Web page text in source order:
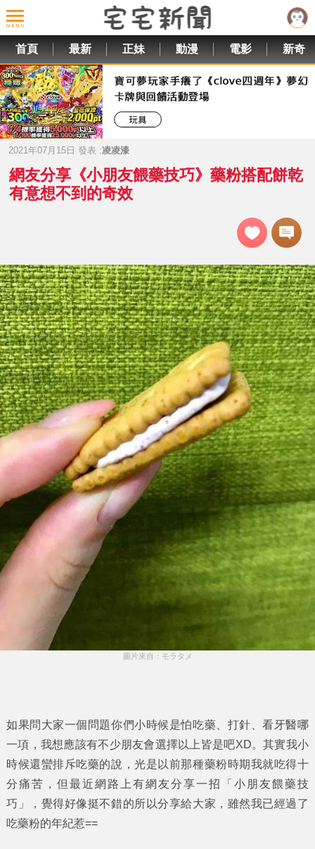
首頁 最新 正妹 動漫 電影 新奇
2021年07月15日 發表 :凌凌漆
網友分享《小朋友餵藥技巧》藥粉搭配餅乾
有意想不到的奇效
圖片來自：モラタメ
如果問大家一個問題你們小時候是怕吃藥、打針、看牙醫哪
一項，我想應該有不少朋友會選擇以上皆是吧XD。其實我小
時候還蠻排斥吃藥的說，光是以前那種藥粉時期我就吃得十
分痛苦，但最近網路上有網友分享一招「小朋友餵藥技
巧 」，覺得好像挺不錯的所以分享給大家，雖然我已經過了
吃藥粉的年紀惹==